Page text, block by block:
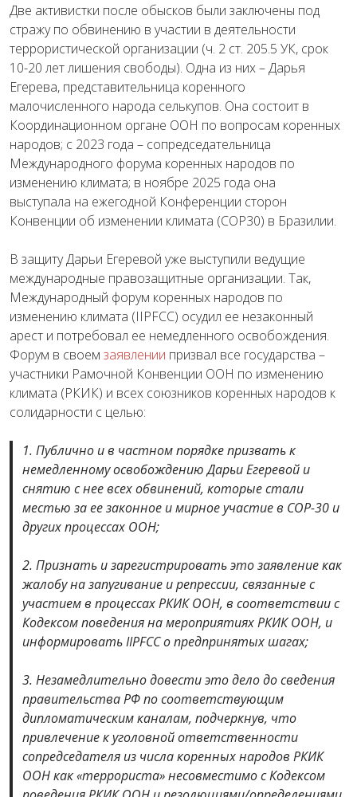
Две активистки после обысков были заключены под
стражу по обвинению в участии в деятельности
террористической организации (ч. 2 ст. 205.5 УК, срок
10-20 лет лишения свободы). Одна из них – Дарья
Егерева, представительница коренного
малочисленного народа селькупов. Она состоит в
Координационном органе ООН по вопросам коренных
народов; с 2023 года – сопредседательница
Международного форума коренных народов по
изменению климата; в ноябре 2025 года она
выступала на ежегодной Конференции сторон
Конвенции об изменении климата (СОР30) в Бразилии.
В защиту Дарьи Егеревой уже выступили ведущие
международные правозащитные организации. Так,
Международный форум коренных народов по
изменению климата (IIPFCC) осудил ее незаконный
арест и потребовал ее немедленного освобождения.
Форум в своем заявлении призвал все государства –
участники Рамочной Конвенции ООН по изменению
климата (РКИК) и всех союзников коренных народов к
солидарности с целью:
1. Публично и в частном порядке призвать к
немедленному освобождению Дарьи Егеревой и
снятию с нее всех обвинений, которые стали
местью за ее законное и мирное участие в СОР-30 и
других процессах ООН;
2. Признать и зарегистрировать это заявление как
жалобу на запугивание и репрессии, связанные с
участием в процессах РКИК ООН, в соответствии с
Кодексом поведения на мероприятиях РКИК ООН, и
информироватьIIPFCCо предпринятых шагах;
3. Незамедлительно довести это дело до сведения
правительства РФ по соответствующим
дипломатическим каналам, подчеркнув, что
привлечение к уголовной ответственности
сопредседателя из числа коренных народов РКИК
ООН как «террориста» несовместимо с Кодексом